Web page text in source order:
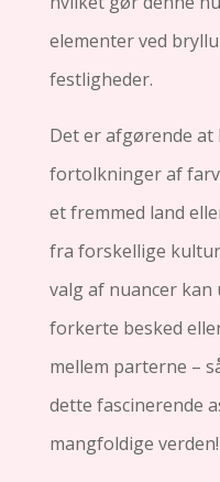
elementer ved
festligheder.
Det er afgørende at
fortolkninger af
et fremmed land
fra forskellige
valg af nuancer
forkerte besked
mellem parterne –
dette fascinerende
mangfoldige verden!